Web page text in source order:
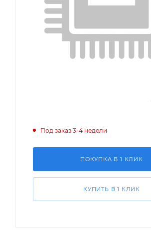
Под заказ 3-4 недели
ПОКУПКА В 1 КЛИК
КУПИТЬ В 1 КЛИК